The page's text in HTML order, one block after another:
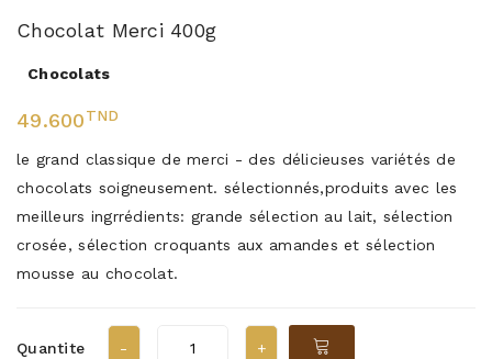
Chocolat Merci 400g
Chocolats
49.600TND
le grand classique de merci - des délicieuses variétés de
chocolats soigneusement. sélectionnés,produits avec les
meilleurs ingrrédients: grande sélection au lait, sélection
crosée, sélection croquants aux amandes et sélection
mousse au chocolat.
Quantite